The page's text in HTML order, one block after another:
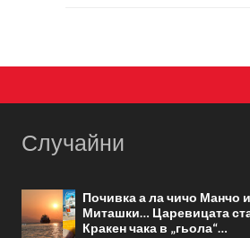
Случайни
Почивка а ла чичо Манчо
Миташки… Царевицата
Кракен чака в „гьола“…